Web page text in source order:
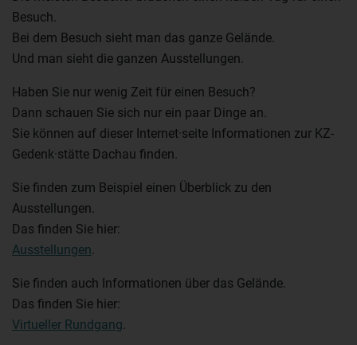
Besuch.
Bei dem Besuch sieht man das ganze Gelände.
Und man sieht die ganzen Ausstellungen.
Haben Sie nur wenig Zeit für einen Besuch?
Dann schauen Sie sich nur ein paar Dinge an.
Sie können auf dieser Internet·seite Informationen zur KZ-
Gedenk·stätte Dachau finden.
Sie finden zum Beispiel einen Überblick zu den
Ausstellungen.
Das finden Sie hier:
Ausstellungen.
Sie finden auch Informationen über das Gelände.
Das finden Sie hier:
Virtueller Rundgang.